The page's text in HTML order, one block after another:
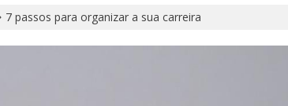
7 passos para organizar a sua carreira